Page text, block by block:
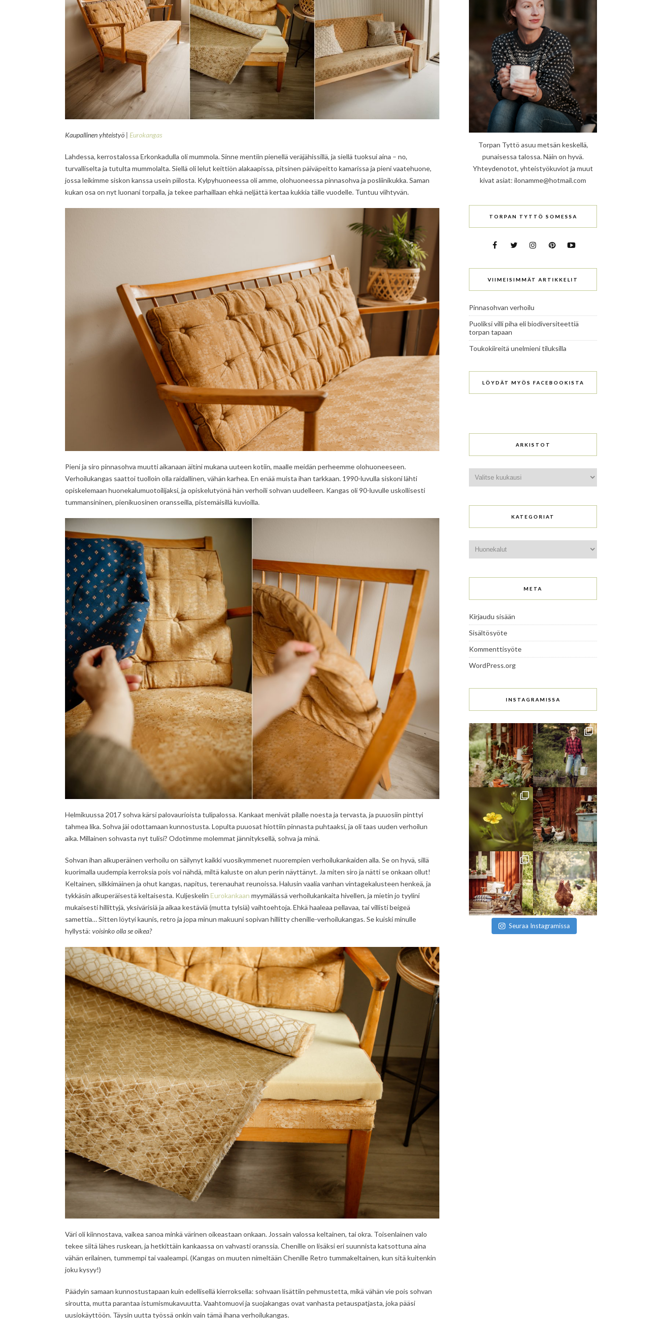
Kaupallinen yhteistyö | Eurokangas
Lahdessa, kerrostalossa Erkonkadulla oli mummola. Sinne mentiin pienellä veräjähissillä, ja siellä tuoksui aina – no,
turvalliselta ja tutulta mummolalta. Siellä oli lelut keittiön alakaapissa, pitsinen päiväpeitto kamarissa ja pieni vaatehuone,
jossa leikimme siskon kanssa usein piilosta. Kylpyhuoneessa oli amme, olohuoneessa pinnasohva ja posliinikukka. Saman
kukan osa on nyt luonani torpalla, ja tekee parhaillaan ehkä neljättä kertaa kukkia tälle vuodelle. Tuntuu viihtyvän.
Pieni ja siro pinnasohva muutti aikanaan äitini mukana uuteen kotiin, maalle meidän perheemme olohuoneeseen.
Verhoilukangas saattoi tuolloin olla raidallinen, vähän karhea. En enää muista ihan tarkkaan. 1990-luvulla siskoni lähti
opiskelemaan huonekalumuotoilijaksi, ja opiskelutyönä hän verhoili sohvan uudelleen. Kangas oli 90-luvulle uskollisesti
tummansininen, pienikuosinen oransseilla, pistemäisillä kuvioilla.
Helmikuussa 2017 sohva kärsi palovaurioista tulipalossa. Kankaat menivät pilalle noesta ja tervasta, ja puuosiin pinttyi
tahmea lika. Sohva jäi odottamaan kunnostusta. Lopulta puuosat hiottiin pinnasta puhtaaksi, ja oli taas uuden verhoilun
aika. Millainen sohvasta nyt tulisi? Odotimme molemmat jännityksellä, sohva ja minä.
Sohvan ihan alkuperäinen verhoilu on säilynyt kaikki vuosikymmenet nuorempien verhoilukankaiden alla. Se on hyvä, sillä
kuorimalla uudempia kerroksia pois voi nähdä, miltä kaluste on alun perin näyttänyt. Ja miten siro ja nätti se onkaan ollut!
Keltainen, silkkimäinen ja ohut kangas, napitus, terenauhat reunoissa. Halusin vaalia vanhan vintagekalusteen henkeä, ja
tykkäsin alkuperäisestä keltaisesta. Kuljeskelin Eurokankaan myymälässä verhoilukankaita hivellen, ja mietin jo tyylini
mukaisesti hillittyjä, yksivärisiä ja aikaa kestäviä (mutta tylsiä) vaihtoehtoja. Ehkä haaleaa pellavaa, tai villisti beigeä
samettia… Sitten löytyi kaunis, retro ja jopa minun makuuni sopivan hillitty chenille-verhoilukangas. Se kuiski minulle
hyllystä: voisinko olla se oikea?
Väri oli kiinnostava, vaikea sanoa minkä värinen oikeastaan onkaan. Jossain valossa keltainen, tai okra. Toisenlainen valo
tekee siitä lähes ruskean, ja hetkittäin kankaassa on vahvasti oranssia. Chenille on lisäksi eri suunnista katsottuna aina
vähän erilainen, tummempi tai vaaleampi. (Kangas on muuten nimeltään Chenille Retro tummakeltainen, kun sitä kuitenkin
joku kysyy!)
Päädyin samaan kunnostustapaan kuin edellisellä kierroksella: sohvaan lisättiin pehmustetta, mikä vähän vie pois sohvan
siroutta, mutta parantaa istumismukavuutta. Vaahtomuovi ja suojakangas ovat vanhasta petauspatjasta, joka pääsi
uusiokäyttöön. Täysin uutta työssä onkin vain tämä ihana verhoilukangas.
Torpan Tyttö asuu metsän keskellä,
punaisessa talossa. Näin on hyvä.
Yhteydenotot, yhteistyökuviot ja muut
kivat asiat: ilonamme@hotmail.com
TORPAN TYTTÖ SOMESSA
VIIMEISIMMÄT ARTIKKELIT
Pinnasohvan verhoilu
Puoliksi villi piha eli biodiversiteettiä
torpan tapaan
Toukokiireitä unelmieni tiluksilla
LÖYDÄT MYÖS FACEBOOKISTA
ARKISTOT
KATEGORIAT
META
Kirjaudu sisään
Sisältösyöte
Kommenttisyöte
WordPress.org
INSTAGRAMISSA
Seuraa Instagramissa